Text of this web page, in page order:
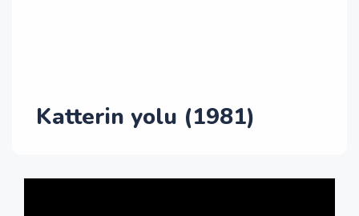
Katterin yolu (1981)